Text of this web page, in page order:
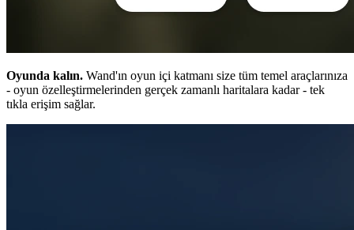
Oyunda kalın. Wand'ın oyun içi katmanı size tüm temel araçlarınıza
- oyun özelleştirmelerinden gerçek zamanlı haritalara kadar - tek
tıkla erişim sağlar.